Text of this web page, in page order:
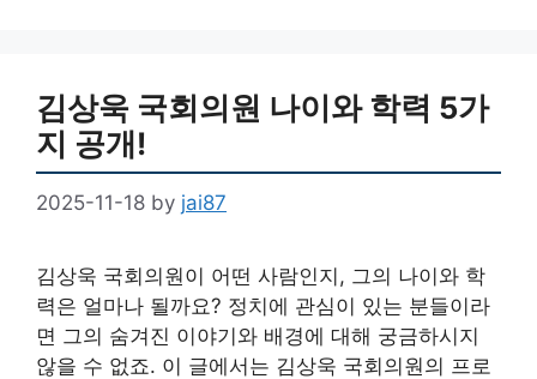
김상욱 국회의원 나이와 학력 5가
지 공개!
2025-11-18 by jai87
김상욱 국회의원이 어떤 사람인지, 그의 나이와 학
력은 얼마나 될까요? 정치에 관심이 있는 분들이라
면 그의 숨겨진 이야기와 배경에 대해 궁금하시지
않을 수 없죠. 이 글에서는 김상욱 국회의원의 프로